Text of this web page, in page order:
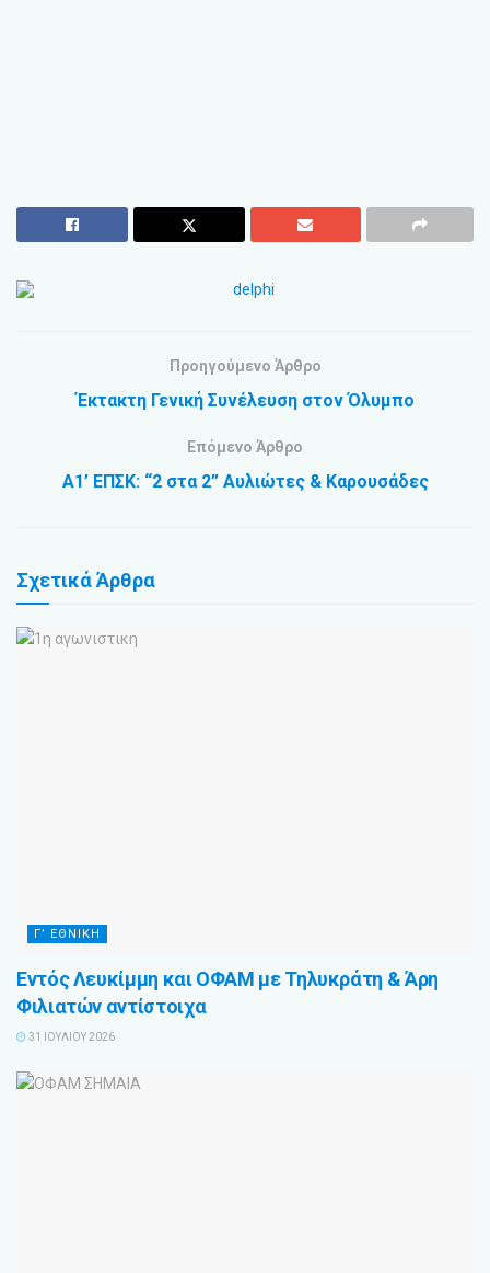
Προηγούμενο Άρθρο
Έκτακτη Γενική Συνέλευση στον Όλυμπο
Επόμενο Άρθρο
Α1’ ΕΠΣΚ: “2 στα 2” Αυλιώτες & Καρουσάδες
ΣχετικάΆρθρα
Γ’ ΕΘΝΙΚΗ
Εντός Λευκίμμη και ΟΦΑΜ με Τηλυκράτη & Άρη
Φιλιατών αντίστοιχα
31 ΙΟΥΛΊΟΥ 2026